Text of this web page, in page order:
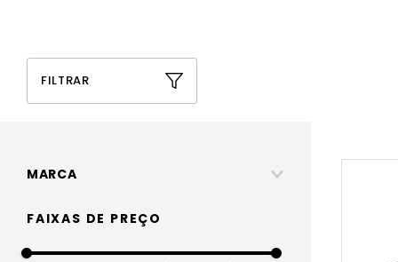
FILTRAR
MARCA
Tiklar
FAIXAS DE PREÇO